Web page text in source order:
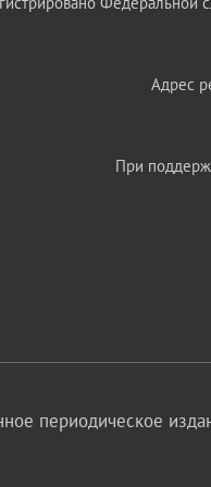
Адрес
При
периодическое